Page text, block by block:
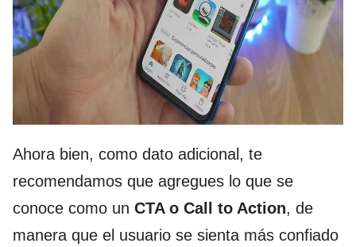
Ahora bien, como dato adicional, te
recomendamos que agregues lo que se
conoce como un CTA o Call to Action, de
manera que el usuario se sienta más confiado